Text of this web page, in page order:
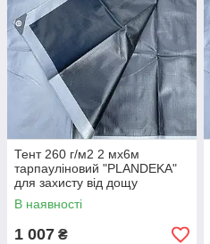
Тент 260 г/м2 2 мх6м
тарпауліновий "PLANDEKA"
для захисту від дощу
В наявності
1 007 ₴